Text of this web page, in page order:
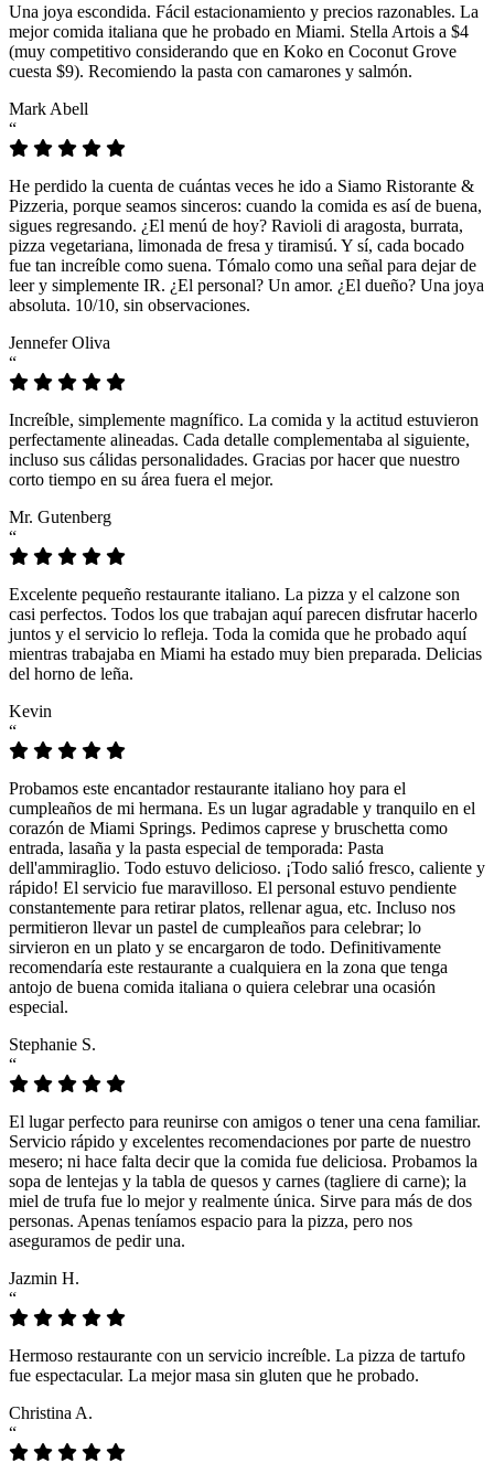
Una joya escondida. Fácil estacionamiento y precios razonables. La
mejor comida italiana que he probado en Miami. Stella Artois a $4
(muy competitivo considerando que en Koko en Coconut Grove
cuesta $9). Recomiendo la pasta con camarones y salmón.
Mark Abell
“
He perdido la cuenta de cuántas veces he ido a Siamo Ristorante &
Pizzeria, porque seamos sinceros: cuando la comida es así de buena,
sigues regresando. ¿El menú de hoy? Ravioli di aragosta, burrata,
pizza vegetariana, limonada de fresa y tiramisú. Y sí, cada bocado
fue tan increíble como suena. Tómalo como una señal para dejar de
leer y simplemente IR. ¿El personal? Un amor. ¿El dueño? Una joya
absoluta. 10/10, sin observaciones.
Jennefer Oliva
“
Increíble, simplemente magnífico. La comida y la actitud estuvieron
perfectamente alineadas. Cada detalle complementaba al siguiente,
incluso sus cálidas personalidades. Gracias por hacer que nuestro
corto tiempo en su área fuera el mejor.
Mr. Gutenberg
“
Excelente pequeño restaurante italiano. La pizza y el calzone son
casi perfectos. Todos los que trabajan aquí parecen disfrutar hacerlo
juntos y el servicio lo refleja. Toda la comida que he probado aquí
mientras trabajaba en Miami ha estado muy bien preparada. Delicias
del horno de leña.
Kevin
“
Probamos este encantador restaurante italiano hoy para el
cumpleaños de mi hermana. Es un lugar agradable y tranquilo en el
corazón de Miami Springs. Pedimos caprese y bruschetta como
entrada, lasaña y la pasta especial de temporada: Pasta
dell'ammiraglio. Todo estuvo delicioso. ¡Todo salió fresco, caliente y
rápido! El servicio fue maravilloso. El personal estuvo pendiente
constantemente para retirar platos, rellenar agua, etc. Incluso nos
permitieron llevar un pastel de cumpleaños para celebrar; lo
sirvieron en un plato y se encargaron de todo. Definitivamente
recomendaría este restaurante a cualquiera en la zona que tenga
antojo de buena comida italiana o quiera celebrar una ocasión
especial.
Stephanie S.
“
El lugar perfecto para reunirse con amigos o tener una cena familiar.
Servicio rápido y excelentes recomendaciones por parte de nuestro
mesero; ni hace falta decir que la comida fue deliciosa. Probamos la
sopa de lentejas y la tabla de quesos y carnes (tagliere di carne); la
miel de trufa fue lo mejor y realmente única. Sirve para más de dos
personas. Apenas teníamos espacio para la pizza, pero nos
aseguramos de pedir una.
Jazmin H.
“
Hermoso restaurante con un servicio increíble. La pizza de tartufo
fue espectacular. La mejor masa sin gluten que he probado.
Christina A.
“